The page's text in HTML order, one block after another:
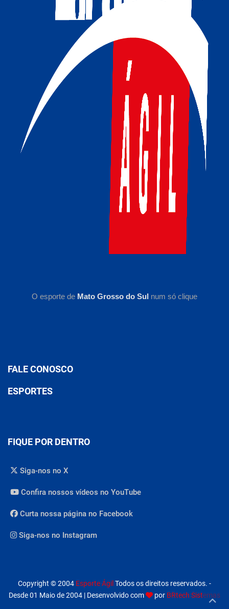
O esporte de Mato Grosso do Sul num só clique
FALE CONOSCO
ESPORTES
FIQUE POR DENTRO
Siga-nos no X
Confira nossos vídeos no YouTube
Curta nossa página no Facebook
Siga-nos no Instagram
Copyright © 2004 Esporte Ágil Todos os direitos reservados. -
Desde 01 Maio de 2004 | Desenvolvido com
por BRtech Sistemas